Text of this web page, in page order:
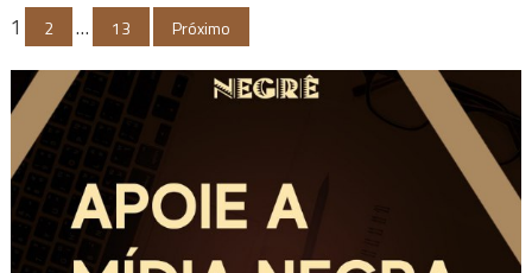
Navegação
por
posts
1 2 … 13 Próximo